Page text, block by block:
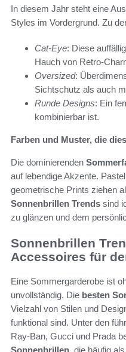
In diesem Jahr steht eine
Styles im Vordergrund. Zu
Cat-Eye: Diese
Hauch von Retro-
Oversized:
Sichtschutz als auch
Runde Designs: Ein
kombinierbar ist.
Farben und Muster, die
Die dominierenden
auf lebendige Akzente.
geometrische Prints ziehen
Sonnenbrillen Trends sind
zu glänzen und dem
Sonnenbrillen
Accessoires für
Eine Sommergarderobe ist
unvollständig. Die besten
Vielzahl von Stilen und
funktional sind. Unter den
Ray-Ban, Gucci und Prada
Sonnenbrillen, die häufig